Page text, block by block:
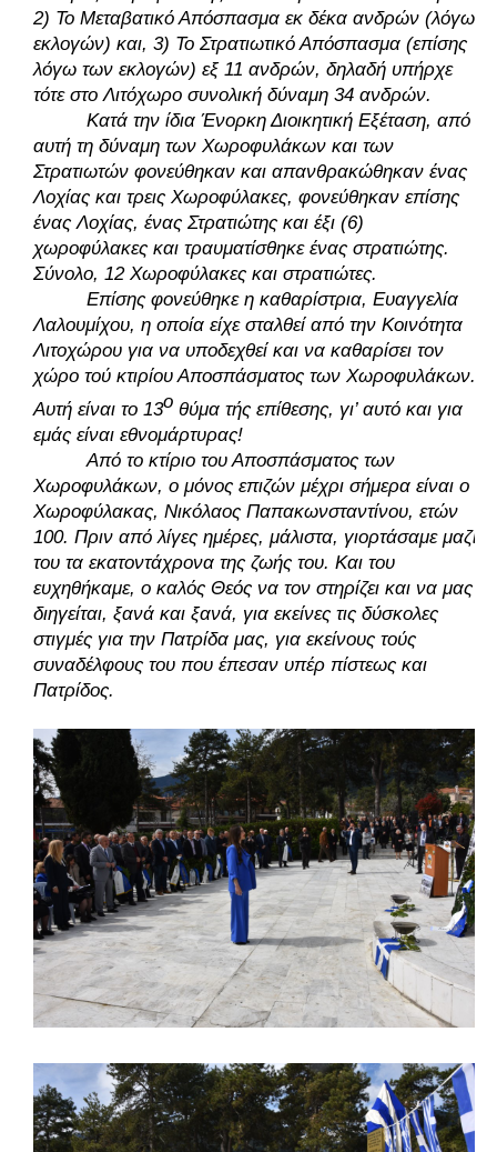
2) Το Μεταβατικό Απόσπασμα εκ δέκα ανδρών (λόγω
εκλογών) και, 3) Το Στρατιωτικό Απόσπασμα (επίσης
λόγω των εκλογών) εξ 11 ανδρών, δηλαδή υπήρχε
τότε στο Λιτόχωρο συνολική δύναμη 34 ανδρών.
Κατά την ίδια Ένορκη Διοικητική Εξέταση, από
αυτή τη δύναμη των Χωροφυλάκων και των
Στρατιωτών φονεύθηκαν και απανθρακώθηκαν ένας
Λοχίας και τρεις Χωροφύλακες, φονεύθηκαν επίσης
ένας Λοχίας, ένας Στρατιώτης και έξι (6)
χωροφύλακες και τραυματίσθηκε ένας στρατιώτης.
Σύνολο, 12 Χωροφύλακες και στρατιώτες.
Επίσης φονεύθηκε η καθαρίστρια, Ευαγγελία
Λαλουμίχου, η οποία είχε σταλθεί από την Κοινότητα
Λιτοχώρου για να υποδεχθεί και να καθαρίσει τον
χώρο τού κτιρίου Αποσπάσματος των Χωροφυλάκων.
Αυτή είναι το 13ο θύμα τής επίθεσης, γι’ αυτό και για
εμάς είναι εθνομάρτυρας!
Από το κτίριο του Αποσπάσματος των
Χωροφυλάκων, ο μόνος επιζών μέχρι σήμερα είναι ο
Χωροφύλακας, Νικόλαος Παπακωνσταντίνου, ετών
100. Πριν από λίγες ημέρες, μάλιστα, γιορτάσαμε μαζί
του τα εκατοντάχρονα της ζωής του. Και του
ευχηθήκαμε, ο καλός Θεός να τον στηρίζει και να μας
διηγείται, ξανά και ξανά, για εκείνες τις δύσκολες
στιγμές για την Πατρίδα μας, για εκείνους τούς
συναδέλφους του που έπεσαν υπέρ πίστεως και
Πατρίδος.